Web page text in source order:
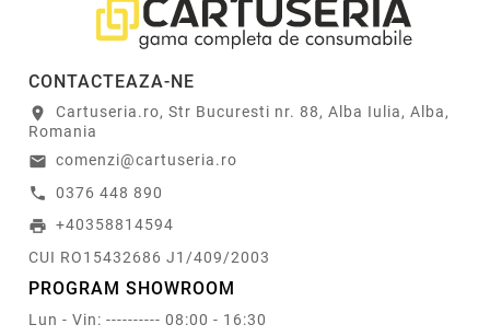
CONTACTEAZA-NE
location_on
Cartuseria.ro, Str Bucuresti nr. 88, Alba Iulia, Alba,
Romania
email comenzi@cartuseria.ro
call 0376 448 890
print +40358814594
CUI RO15432686 J1/409/2003
PROGRAM SHOWROOM
Lun - Vin: ---------- 08:00 - 16:30